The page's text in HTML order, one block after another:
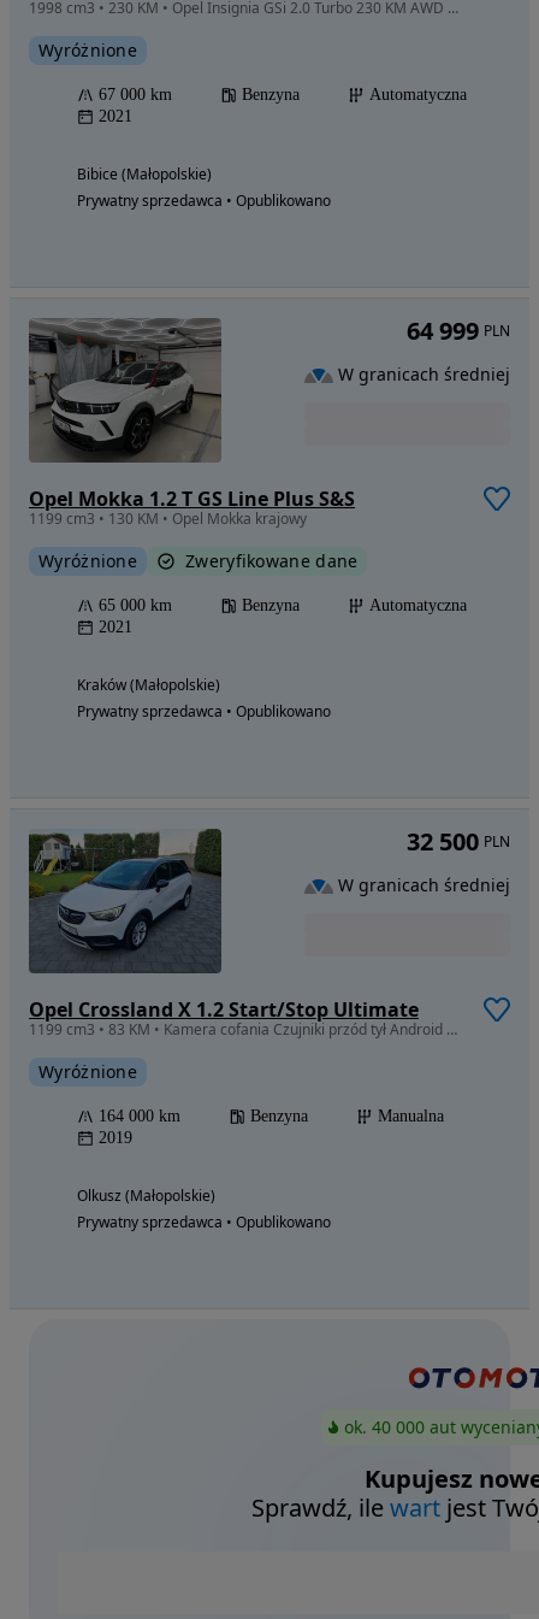
1998 cm3 • 230 KM • Opel Insignia GSi 2.0 Turbo 230 KM AWD | Matrix LED | HUD | ACC | ASO
Wyróżnione
67 000 km Benzyna
Automatyczna
2021
Bibice (Małopolskie)
Prywatny sprzedawca • Opublikowano
Opel Mokka 1.2 T GS Line Plus S&S
1199 cm3 • 130 KM • Opel Mokka krajowy
Wyróżnione Zweryfikowane dane
65 000 km Benzyna
Automatyczna
2021
Kraków (Małopolskie)
Prywatny sprzedawca • Opublikowano
64 999 PLN
W granicach średniej
Opel Crossland X 1.2 Start/Stop Ultimate
1199 cm3 • 83 KM • Kamera cofania Czujniki przód tył Android Apple Carplay Bardzo ładny
Wyróżnione
164 000 km Benzyna
Manualna
2019
Olkusz (Małopolskie)
Prywatny sprzedawca • Opublikowano
32 500 PLN
W granicach średniej
ok. 40 000 aut
Kupujesz
Sprawdź, ilewart jest